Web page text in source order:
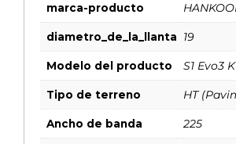
marca-producto
diametro_de_la_llanta 19
Modelo del producto S1 Evo3
Tipo de terreno HT
Ancho de banda 225